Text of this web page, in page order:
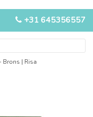
+31 645356557
| Risa